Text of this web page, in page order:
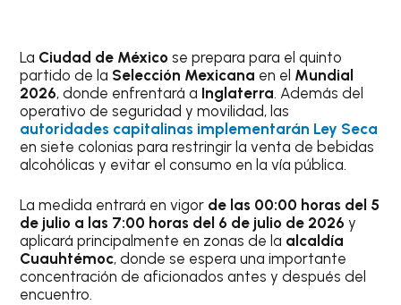
La Ciudad de México se prepara para el quinto
partido de la Selección Mexicana en el Mundial
2026, donde enfrentará a Inglaterra. Además del
operativo de seguridad y movilidad, las
autoridades capitalinas implementarán Ley Seca
en siete colonias para restringir la venta de bebidas
alcohólicas y evitar el consumo en la vía pública.
La medida entrará en vigor de las 00:00 horas del 5
de julio a las 7:00 horas del 6 de julio de 2026 y
aplicará principalmente en zonas de la alcaldía
Cuauhtémoc, donde se espera una importante
concentración de aficionados antes y después del
encuentro.